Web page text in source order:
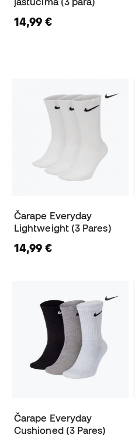
14,99 €
Čarape Everyday
Lightweight (3 Pares)
14,99 €
Čarape Everyday
Cushioned (3 Pares)